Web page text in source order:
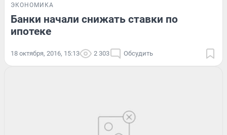
ЭКОНОМИКА
Банки начали снижать ставки по
ипотеке
18 октября, 2016, 15:13 2 303 Обсудить